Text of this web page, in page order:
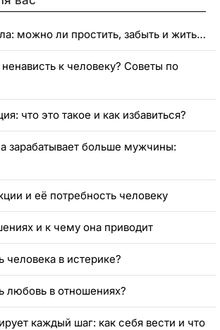
можно ли простить, забыть и жить…
к человеку? Советы по
что это такое и как избавиться?
зарабатывает больше мужчины:
и её потребность человеку
и к чему она приводит
человека в истерике?
любовь в отношениях?
каждый шаг: как себя вести и что